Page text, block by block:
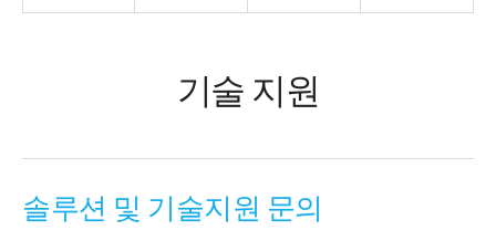
기술 지원
솔루션 및 기술지원 문의